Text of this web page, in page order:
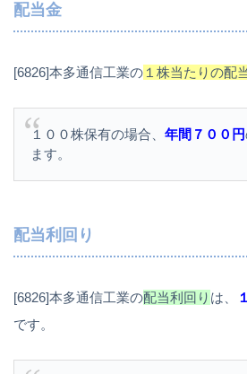
配当金
[6826]本多通信工業の １株当たりの配
１００株保有の場合、 年間７００円
ます。
配当利回り
[6826]本多通信工業の配当利回り は、
です。